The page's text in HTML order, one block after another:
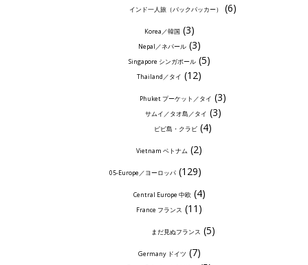
インド一人旅（バックパッカー） (6)
Korea／韓国 (3)
Nepal／ネパール(3)
Singapore シンガポール(5)
Thailand／タイ (12)
Phuket プーケット／タイ (3)
サムイ／タオ島／タイ (3)
ピピ島・クラビ (4)
Vietnam ベトナム (2)
05-Europe／ヨーロッパ (129)
Central Europe 中欧 (4)
France フランス (11)
まだ見ぬフランス (5)
Germany ドイツ (7)